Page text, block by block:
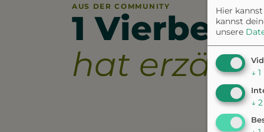
AUS DER COMMUNITY
1
hat erzählt.
Hier
kannst
unsere
↓ 1
↓ 2